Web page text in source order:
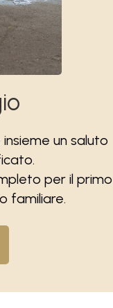
un saluto
per il primo
familiare.